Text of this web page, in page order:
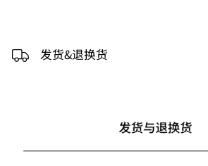
发货&退换货